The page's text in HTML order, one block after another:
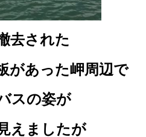
去された
があった岬周辺で
スの姿が
えましたが